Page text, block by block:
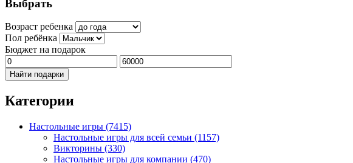
Выбрать
Возраст ребенка
Пол ребёнка
Бюджет на подарок
Найти подарки
Категории
Настольные игры (7415)
Настольные игры для всей семьи (1157)
Викторины (330)
Настольные игры для компании (470)